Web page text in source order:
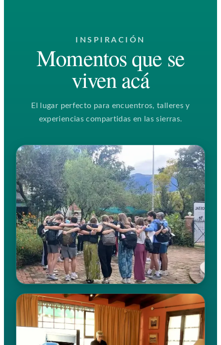
INSPIRACIÓN
Momentos que se
viven acá
El lugar perfecto para encuentros, talleres y
experiencias compartidas en las sierras.